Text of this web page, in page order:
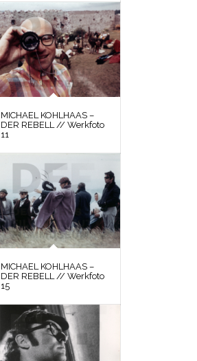
MICHAEL KOHLHAAS –
DER REBELL // Werkfoto
11
MICHAEL KOHLHAAS –
DER REBELL // Werkfoto
15